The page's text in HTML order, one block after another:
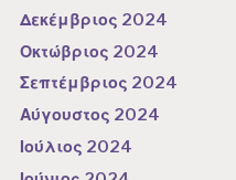
Δεκέμβριος 2024
Οκτώβριος 2024
Σεπτέμβριος 2024
Αύγουστος 2024
Ιούλιος 2024